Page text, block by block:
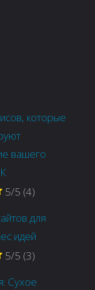
которые
вашего
5/5 (4)
для
идей
5/5 (3)
Сухое